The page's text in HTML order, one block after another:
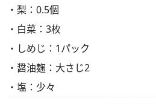
・梨：0.5個
・白菜：3枚
・しめじ：1パック
・醤油麹：大さじ2
・塩：少々